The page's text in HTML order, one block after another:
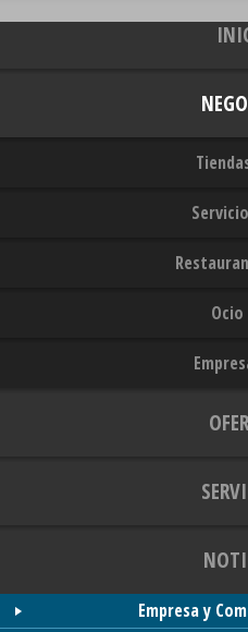
Empresa y